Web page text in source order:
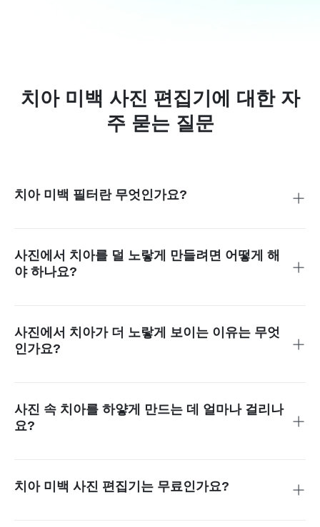
치아 미백 사진 편집기에 대한 자
주 묻는 질문
치아 미백 필터란 무엇인가요?
는 사진 품질을 해치지 않으면서 건강하고 깨끗한 미소를 연출
해줍니다.
사진에서 치아를 덜 노랗게 만들려면 어떻게 해
야 하나요?
톤을 줄이도록 요청하면 이미지 품질을 유지하면서도 자연스
럽게 미백이 적용됩니다.
사진에서 치아가 더 노랗게 보이는 이유는 무엇
인가요?
한 밝기나 색감 문제는 치아 미백 편집기를 통해 간단히 수정
할 수 있습니다.
사진 속 치아를 하얗게 만드는 데 얼마나 걸리나
요?
시 미백 효과를 자동으로 적용합니다.
치아 미백 사진 편집기는 무료인가요?